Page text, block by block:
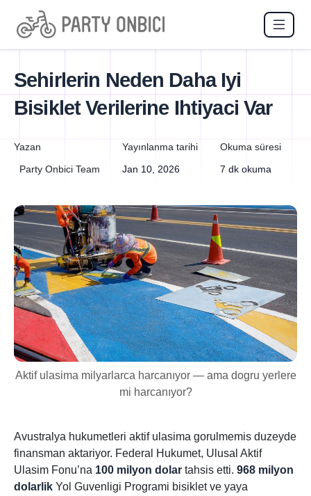
Sehirlerin Neden Daha Iyi
Bisiklet Verilerine Ihtiyaci Var
Yazan
Party Onbici Team
Yayınlanma tarihi
Jan 10, 2026
Okuma süresi
7 dk okuma
Aktif ulasima milyarlarca harcanıyor — ama dogru yerlere
mi harcanıyor?
Avustralya hukumetleri aktif ulasima gorulmemis duzeyde
finansman aktariyor. Federal Hukumet, Ulusal Aktif
Ulasim Fonu’na 100 milyon dolar tahsis etti. 968 milyon
dolarlik Yol Guvenligi Programi bisiklet ve yaya